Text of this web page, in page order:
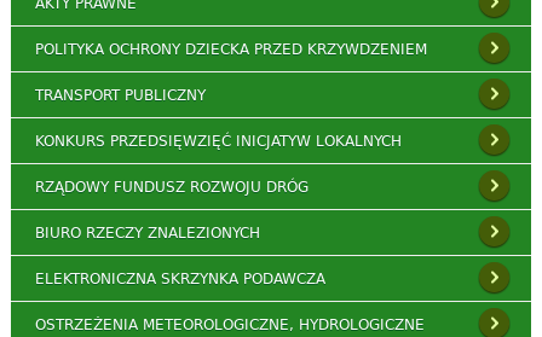
POLITYKA OCHRONY DZIECKA PRZED KRZYWDZENIEM
TRANSPORT PUBLICZNY
KONKURS PRZEDSIĘWZIĘĆ INICJATYW LOKALNYCH
RZĄDOWY FUNDUSZ ROZWOJU DRÓG
BIURO RZECZY ZNALEZIONYCH
ELEKTRONICZNA SKRZYNKA PODAWCZA
OSTRZEŻENIA METEOROLOGICZNE, HYDROLOGICZNE